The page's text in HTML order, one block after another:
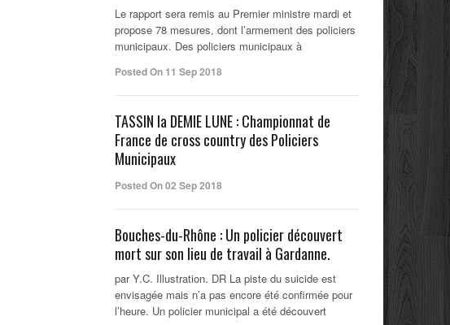
Le rapport sera remis au Premier ministre mardi et
propose 78 mesures, dont l’armement des policiers
municipaux. Des policiers municipaux à
Posted On 11 Sep 2018
TASSIN la DEMIE LUNE : Championnat de
France de cross country des Policiers
Municipaux
Posted On 02 Sep 2018
Bouches-du-Rhône : Un policier découvert
mort sur son lieu de travail à Gardanne.
par Y.C. Illustration. DR La piste du suicide est
envisagée mais n’a pas encore été confirmée pour
l’heure. Un policier municipal a été découvert